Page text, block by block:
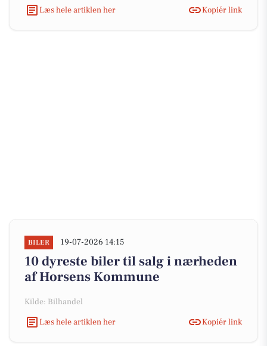
Læs hele artiklen her
Kopiér link
BILER 19-07-2026 14:15
10 dyreste biler til salg i nærheden
af Horsens Kommune
Kilde: Bilhandel
Læs hele artiklen her
Kopiér link